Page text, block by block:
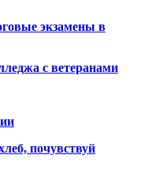
экзамены в
с ветеранами
почувствуй